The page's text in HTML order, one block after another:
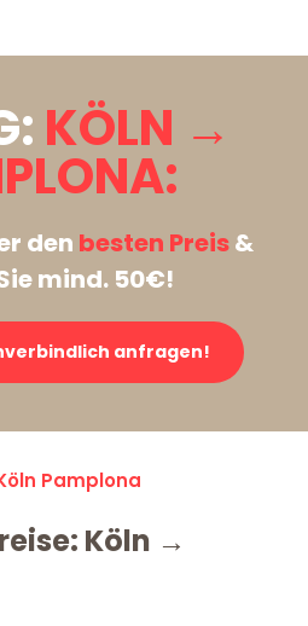
KÖLN →
den besten Preis&
mind. 50€!
anfragen!
Pamplona
Köln →